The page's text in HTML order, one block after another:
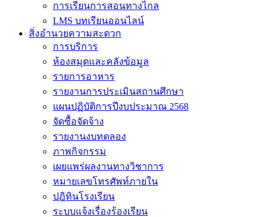
การเรียนการสอนทางไกล
LMS บทเรียนออนไลน์
สิ่งอำนวยความสะดวก
การบริการ
ห้องสมุดและคลังข้อมูล
รายการอาหาร
รายงานการประเมินสถานศึกษา
แผนปฏิบัติการปีงบประมาณ 2568
จัดซื้อจัดจ้าง
รายงานงบทดลอง
ภาพกิจกรรม
เผยแพร่ผลงานทางวิชาการ
หมายเลขโทรศัพท์ภายใน
ปฎิทินโรงเรียน
ระบบแจ้งเรื่องร้องเรียน